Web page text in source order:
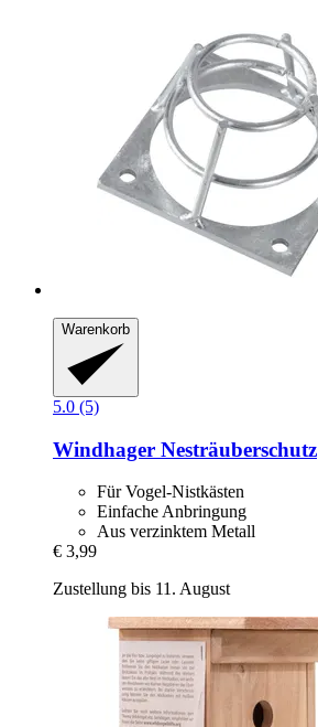
Warenkorb
5.0 (5)
Windhager Nesträuberschutz
Für Vogel-Nistkästen
Einfache Anbringung
Aus verzinktem Metall
€ 3,99
Zustellung bis 11. August